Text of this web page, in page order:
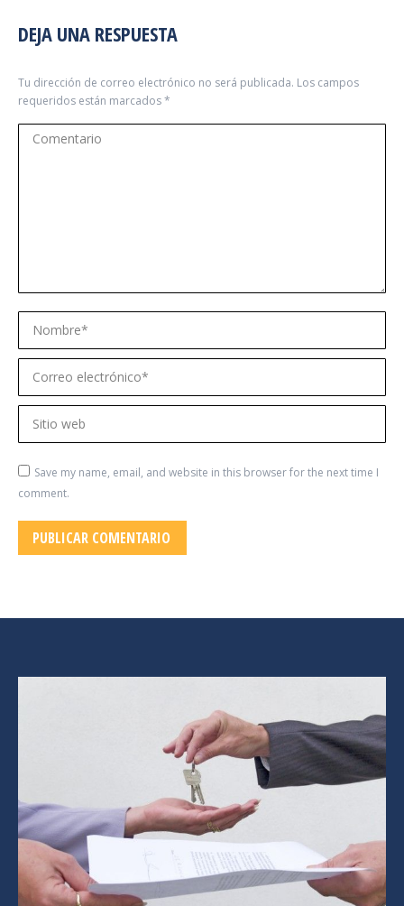
DEJA UNA RESPUESTA
Tu dirección de correo electrónico no será publicada. Los campos
requeridos están marcados*
Comentario
Nombre *
Correo electrónico *
Save my name, email, and website in this browser for the next time I
comment.
PUBLICAR COMENTARIO